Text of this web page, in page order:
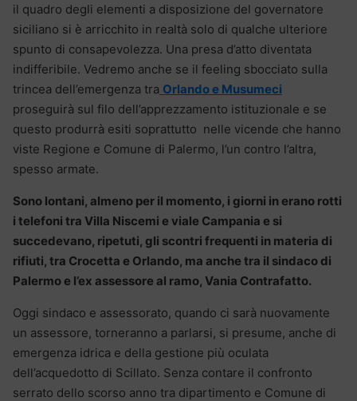
il quadro degli elementi a disposizione del governatore
siciliano si è arricchito in realtà solo di qualche ulteriore
spunto di consapevolezza. Una presa d’atto diventata
indifferibile. Vedremo anche se il feeling sbocciato sulla
trincea dell’emergenza tra Orlando e Musumeci
proseguirà sul filo dell’apprezzamento istituzionale e se
questo produrrà esiti soprattutto nelle vicende che hanno
viste Regione e Comune di Palermo, l’un contro l’altra,
spesso armate.
Sono lontani, almeno per il momento, i giorni in erano rotti
i telefoni tra Villa Niscemi e viale Campania e si
succedevano, ripetuti, gli scontri frequenti in materia di
rifiuti, tra Crocetta e Orlando, ma anche tra il sindaco di
Palermo e l’ex assessore al ramo, Vania Contrafatto.
Oggi sindaco e assessorato, quando ci sarà nuovamente
un assessore, torneranno a parlarsi, si presume, anche di
emergenza idrica e della gestione più oculata
dell’acquedotto di Scillato. Senza contare il confronto
serrato dello scorso anno tra dipartimento e Comune di